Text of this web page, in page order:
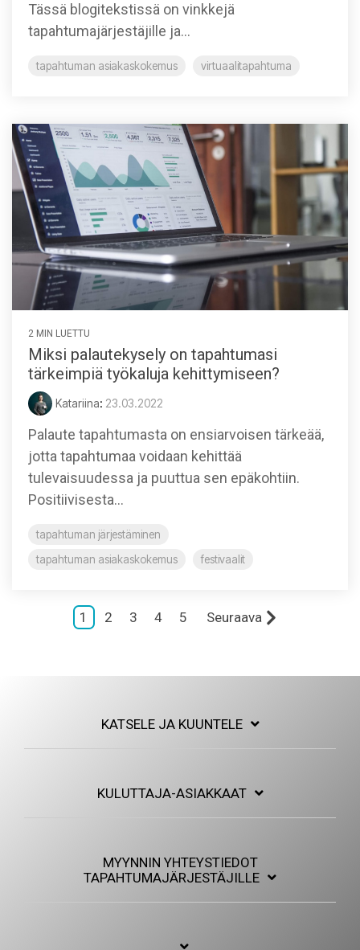
Tässä blogitekstissä on vinkkejä
tapahtumajärjestäjille ja...
tapahtuman asiakaskokemus virtuaalitapahtuma
2 MIN LUETTU
Miksi palautekysely on tapahtumasi
tärkeimpiä työkaluja kehittymiseen?
Katariina: 23.03.2022
Palaute tapahtumasta on ensiarvoisen tärkeää,
jotta tapahtumaa voidaan kehittää
tulevaisuudessa ja puuttua sen epäkohtiin.
Positiivisesta...
tapahtuman järjestäminen
tapahtuman asiakaskokemus
festivaalit
1 2 3 4 5 Seuraava
KATSELE JA KUUNTELE
KULUTTAJA-ASIAKKAAT
MYYNNIN YHTEYSTIEDOT
TAPAHTUMAJÄRJESTÄJILLE